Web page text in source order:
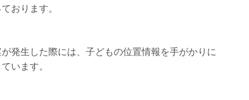
おります。
発生した際には、子どもの位置情報を手がかりに
います。